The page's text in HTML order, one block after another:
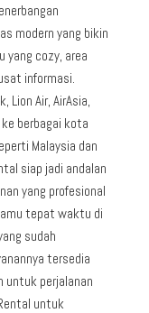
modern yang bikin
yang cozy, area
informasi.
Lion Air, AirAsia,
berbagai kota
Malaysia dan
siap jadi andalan
yang profesional
tepat waktu di
sudah
tersedia
untuk perjalanan
untuk